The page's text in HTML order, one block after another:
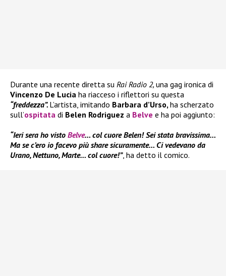
Durante una recente diretta su Rai Radio 2, una gag ironica di
Vincenzo De Lucia ha riacceso i riflettori su questa
“freddezza”. L’artista, imitando Barbara d’Urso,ha scherzato
sull’ospitata di Belen Rodriguez a Belve e ha poi aggiunto:
“Ieri sera ho visto Belve… col cuore Belen! Sei stata bravissima…
Ma se c’ero io facevo più share sicuramente… Ci vedevano da
Urano, Nettuno, Marte… col cuore!”, ha detto il comico.